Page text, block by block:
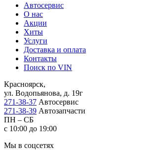
Автосервис
О нас
Акции
Хиты
Услуги
Доставка и оплата
Контакты
Поиск по VIN
Красноярск,
ул. Водопьянова, д. 19г
271-38-37 Автосервис
271-38-39 Автозапчасти
ПН – СБ
с 10:00 до 19:00
Мы в соцсетях